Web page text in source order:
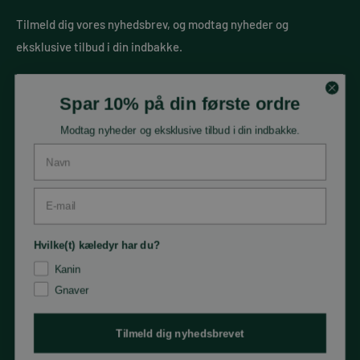
Tilmeld dig vores nyhedsbrev, og modtag nyheder og
eksklusive tilbud i din indbakke.
Tilmeld
Privatlivspolitik
CVR nr.: DK27216811
Mail: kontakt@petdk.dk
Følg os
Drevet af Shopify
Spar 10% på din første ordre
Modtag nyheder og eksklusive tilbud i din indbakke.
Navn
E-mail
Hvilke(t) kæledyr har du?
Kanin
Gnaver
Tilmeld dig nyhedsbrevet